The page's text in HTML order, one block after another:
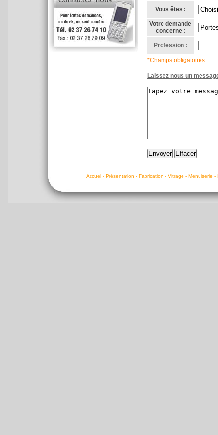
Vous êtes :
Votre demande
concerne :
Profession :
*Champs obligatoires
Laissez nous un
Accuel - Présentation - Fabrication - Vitrage - Menuiserie